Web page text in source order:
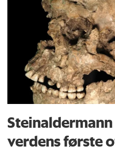
verdens første